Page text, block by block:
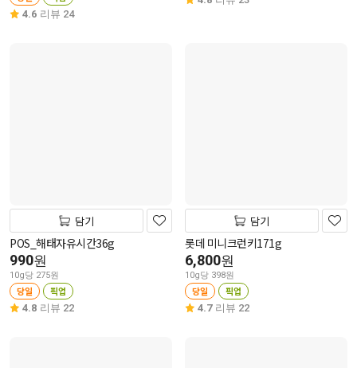
4.6 리뷰 24
담기
POS_해태자유시간36g
990원
10g당 275원
당일 픽업
4.8 리뷰 22
담기
롯데 미니크런키171g
6,800원
10g당 398원
당일 픽업
4.7 리뷰 22